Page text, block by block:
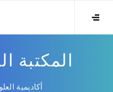
المكتبة
أكاديمية